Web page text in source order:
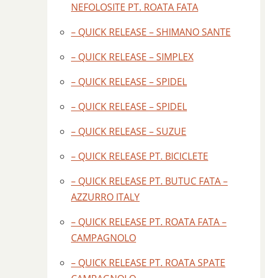
NEFOLOSITE PT. ROATA FATA
– QUICK RELEASE – SHIMANO SANTE
– QUICK RELEASE – SIMPLEX
– QUICK RELEASE – SPIDEL
– QUICK RELEASE – SPIDEL
– QUICK RELEASE – SUZUE
– QUICK RELEASE PT. BICICLETE
– QUICK RELEASE PT. BUTUC FATA –
AZZURRO ITALY
– QUICK RELEASE PT. ROATA FATA –
CAMPAGNOLO
– QUICK RELEASE PT. ROATA SPATE